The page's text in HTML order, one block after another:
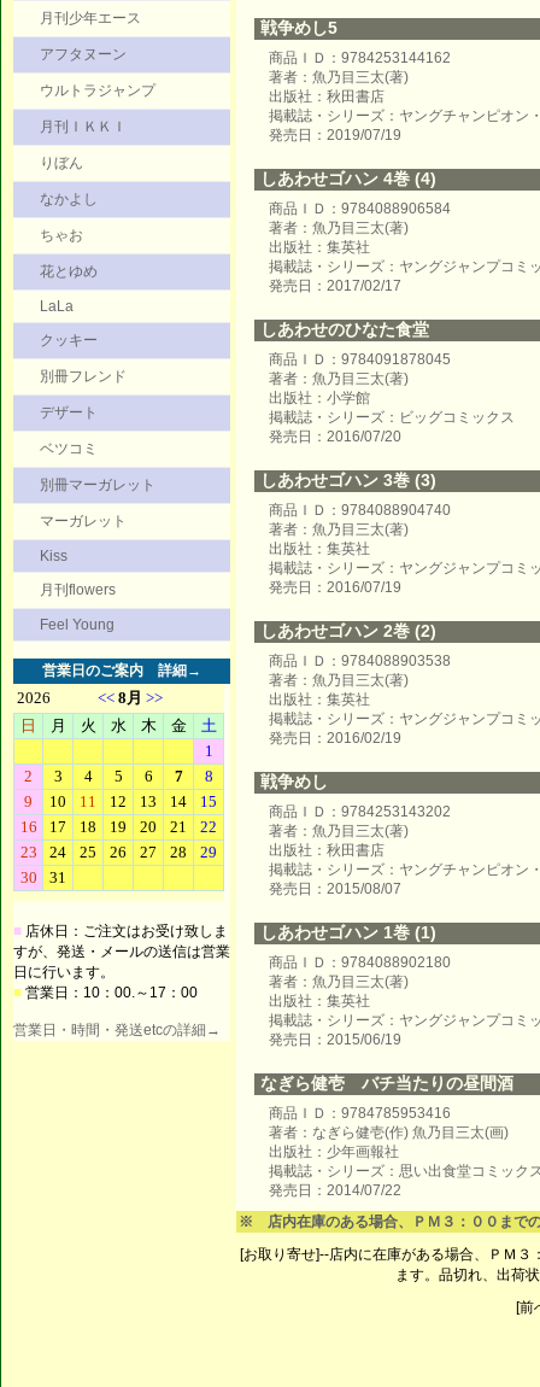
月刊少年エース
アフタヌーン
ウルトラジャンプ
月刊ＩＫＫＩ
りぼん
なかよし
ちゃお
花とゆめ
LaLa
クッキー
別冊フレンド
デザート
ベツコミ
別冊マーガレット
マーガレット
Kiss
月刊flowers
Feel Young
営業日のご案内 詳細→
■ 店休日：ご注文はお受け致しま
すが、発送・メールの送信は営業
日に行います。
■ 営業日：10：00.～17：00
営業日・時間・発送etcの詳細→
戦争めし5
商品ＩＤ：9784253144162
著者：魚乃目三太(著)
出版社：秋田書店
掲載誌・シリーズ：ヤングチャンピオン
発売日：2019/07/19
しあわせゴハン 4巻 (4)
商品ＩＤ：9784088906584
著者：魚乃目三太(著)
出版社：集英社
掲載誌・シリーズ：ヤングジャンプコミ
発売日：2017/02/17
しあわせのひなた食堂
商品ＩＤ：9784091878045
著者：魚乃目三太(著)
出版社：小学館
掲載誌・シリーズ：ビッグコミックス
発売日：2016/07/20
しあわせゴハン 3巻 (3)
商品ＩＤ：9784088904740
著者：魚乃目三太(著)
出版社：集英社
掲載誌・シリーズ：ヤングジャンプコミ
発売日：2016/07/19
しあわせゴハン 2巻 (2)
商品ＩＤ：9784088903538
著者：魚乃目三太(著)
出版社：集英社
掲載誌・シリーズ：ヤングジャンプコミ
発売日：2016/02/19
戦争めし
商品ＩＤ：9784253143202
著者：魚乃目三太(著)
出版社：秋田書店
掲載誌・シリーズ：ヤングチャンピオン
発売日：2015/08/07
しあわせゴハン 1巻 (1)
商品ＩＤ：9784088902180
著者：魚乃目三太(著)
出版社：集英社
掲載誌・シリーズ：ヤングジャンプコミ
発売日：2015/06/19
なぎら健壱 バチ当たりの昼間酒
商品ＩＤ：9784785953416
著者：なぎら健壱(作) 魚乃目三太(画)
出版社：少年画報社
掲載誌・シリーズ：思い出食堂コミック
発売日：2014/07/22
※ 店内在庫のある場合、ＰＭ３：００まで
[お取り寄せ]--店内に在庫がある場合、ＰＭ
ます。品切れ、出荷
[前